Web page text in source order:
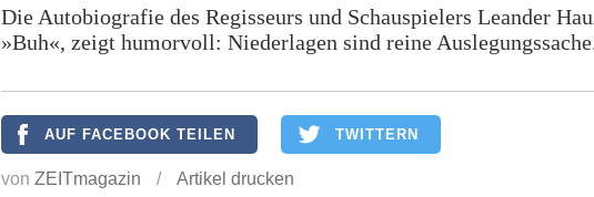
Die Autobiografie des Regisseurs und Schauspielers Leander
»Buh«, zeigt humorvoll: Niederlagen sind reine
AUF FACEBOOK TEILEN TWITTERN
von ZEITmagazin / Artikel drucken